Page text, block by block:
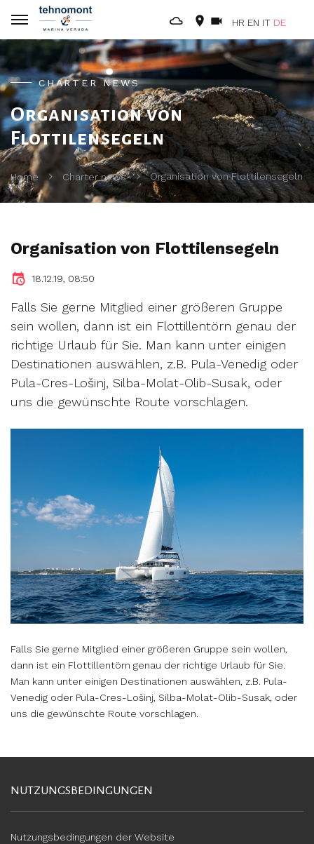
HR EN IT DE
CHARTER NEWS
Organisation von
Flottilensegeln
Home Charter news Organisation von Flottilensegeln
Organisation von Flottilensegeln
18.12.19, 08:50
Falls Sie gerne Mitglied einer größeren Gruppe
sein wollen, dann ist ein Flottillentörn genau der
richtige Urlaub für Sie. Man kann unter einigen
Destinationen auswählen, z.B. Pula-Venedig oder
Pula-Cres-Lošinj, Silba-Molat-Olib-Susak, oder
uns die gewünschte Route vorschlagen.
Falls Sie gerne Mitglied einer größeren Gruppe sein wollen,
dann ist ein Flottillentörn genau der richtige Urlaub für Sie.
Man kann unter einigen Destinationen auswählen, z.B. Pula-
Venedig oder Pula-Cres-Lošinj, Silba-Molat-Olib-Susak, oder
uns die gewünschte Route vorschlagen.
NUTZUNGSBEDINGUNGEN
Nutzungsbedingungen der Website